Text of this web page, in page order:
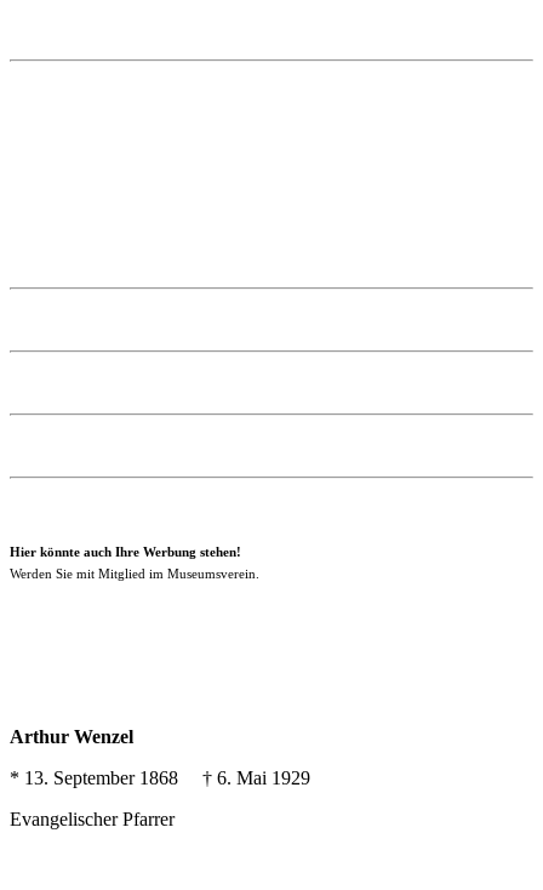
Hier könnte auch Ihre Werbung stehen!
Werden Sie mit Mitglied im Museumsverein.
Arthur Wenzel
* 13. September 1868 † 6. Mai 1929
Evangelischer Pfarrer